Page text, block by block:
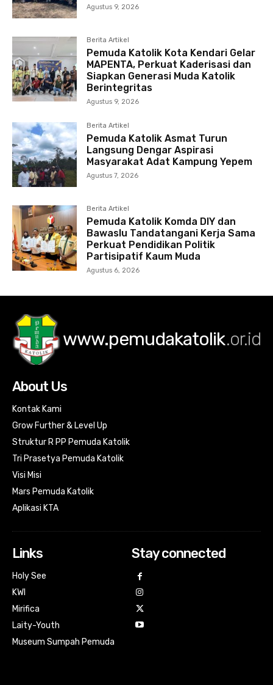
Agustus 9, 2026
Berita Artikel
Pemuda Katolik Kota Kendari Gelar
MAPENTA, Perkuat Kaderisasi dan
Siapkan Generasi Muda Katolik
Berintegritas
Agustus 9, 2026
Berita Artikel
Pemuda Katolik Asmat Turun
Langsung Dengar Aspirasi
Masyarakat Adat Kampung Yepem
Agustus 7, 2026
Berita Artikel
Pemuda Katolik Komda DIY dan
Bawaslu Tandatangani Kerja Sama
Perkuat Pendidikan Politik
Partisipatif Kaum Muda
Agustus 6, 2026
www.pemudakatolik.or.id
About Us
Kontak Kami
Grow Further & Level Up
Struktur R PP Pemuda Katolik
Tri Prasetya Pemuda Katolik
Visi Misi
Mars Pemuda Katolik
Aplikasi KTA
Links
Holy See
KWI
Mirifica
Laity-Youth
Museum Sumpah Pemuda
Stay connected